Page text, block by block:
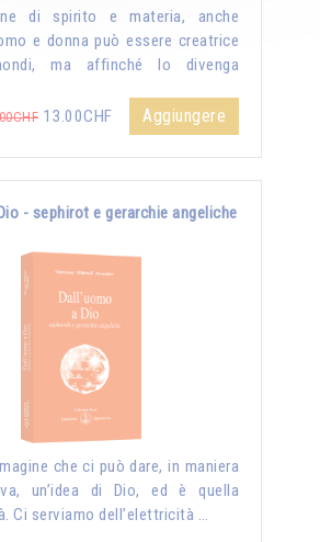
di spirito e materia, anche
e donna può essere creatrice
ma affinché lo divenga
13.00CHF Aggiungere
- sephirot e gerarchie angeliche
che ci può dare, in maniera
un’idea di Dio, ed è quella
Ci serviamo dell’elettricità …